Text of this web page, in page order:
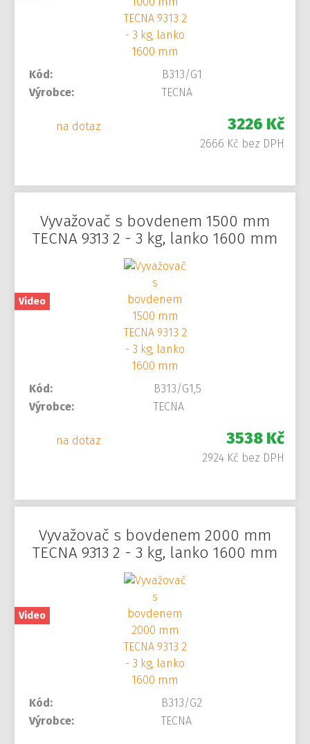
Kód:
B313/G1
Výrobce:
TECNA
na dotaz 3226 Kč
2666 Kč bez DPH
Vyvažovač s bovdenem 1500 mm
TECNA 9313 2 - 3 kg, lanko 1600 mm
Video
Kód:
B313/G1,5
Výrobce:
TECNA
na dotaz 3538 Kč
2924 Kč bez DPH
Vyvažovač s bovdenem 2000 mm
TECNA 9313 2 - 3 kg, lanko 1600 mm
Video
Kód:
B313/G2
Výrobce:
TECNA